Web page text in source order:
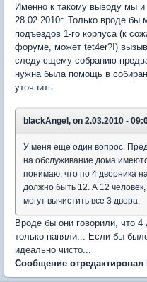
Именно к такому выводу мы
28.02.2010г. Только вроде бы
подъездов 1-го корпуса (к
форуме, может tet4er?!)
следующему собранию
нужна была помощь в
уточнить.
blackAngel, on 2.03.2010 -
У меня еще один вопрос.
на обслуживание дома
понимаю, что по 4 дворника
должно быть 12. А 12
могут вычистить все 3 двора.
Вроде бы они говорили, что
только наняли... Если бы
идеально чисто...
Сообщение отредактировал